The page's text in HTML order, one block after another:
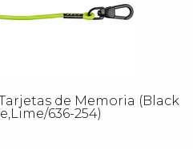
de Memoria (Black
636-254)